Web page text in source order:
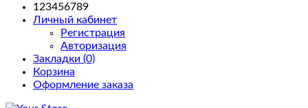
123456789
Личный кабинет
Регистрация
Авторизация
Закладки (0)
Корзина
Оформление заказа
home
Доставка